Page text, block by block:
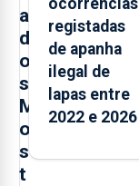
a
d
o
s
M
o
s
t
ocorrências
registadas
de apanha
ilegal de
lapas entre
2022 e 2026